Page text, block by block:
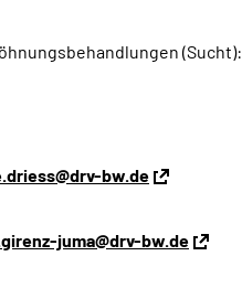
(Sucht):
bw.de
juma@drv-bw.de